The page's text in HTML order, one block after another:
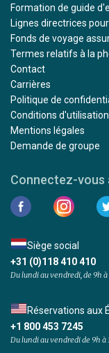
Formation de guide
Lignes directrices
Fonds de voyage
Termes relatifs à la
Contact
Carrières
Politique de
Conditions d'utilisation
Mentions légales
Demande de groupe
Connectez-vous
Siège social
+31 (0)118 410 410
Du lundi au vendredi, de 9h
Réservations aux
+1 800 453 7245
Du lundi au vendredi de 9h à